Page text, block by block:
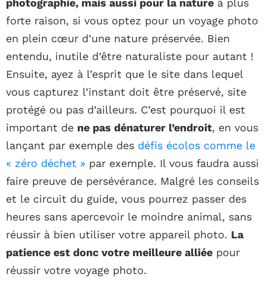
photographie, mais aussi pour la nature à plus
forte raison, si vous optez pour un voyage photo
en plein cœur d’une nature préservée. Bien
entendu, inutile d’être naturaliste pour autant !
Ensuite, ayez à l’esprit que le site dans lequel
vous capturez l’instant doit être préservé, site
protégé ou pas d’ailleurs. C’est pourquoi il est
important de ne pas dénaturer l’endroit, en vous
lançant par exemple des défis écolos comme le
« zéro déchet » par exemple. Il vous faudra aussi
faire preuve de persévérance. Malgré les conseils
et le circuit du guide, vous pourrez passer des
heures sans apercevoir le moindre animal, sans
réussir à bien utiliser votre appareil photo. La
patience est donc votre meilleure alliée pour
réussir votre voyage photo.